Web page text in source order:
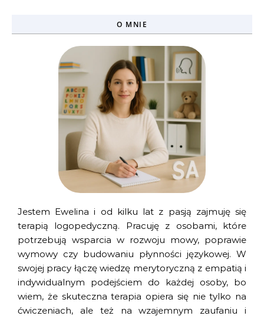
O MNIE
Jestem Ewelina i od kilku lat z pasją zajmuję się
terapią logopedyczną. Pracuję z osobami, które
potrzebują wsparcia w rozwoju mowy, poprawie
wymowy czy budowaniu płynności językowej. W
swojej pracy łączę wiedzę merytoryczną z empatią i
indywidualnym podejściem do każdej osoby, bo
wiem, że skuteczna terapia opiera się nie tylko na
ćwiczeniach, ale też na wzajemnym zaufaniu i